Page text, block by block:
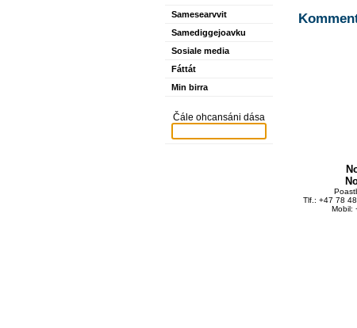
Samesearvvit
Samediggejoavku
Sosiale media
Fáttát
Min birra
Čále ohcansáni dása
Tlf.: +47 78
Mobil: